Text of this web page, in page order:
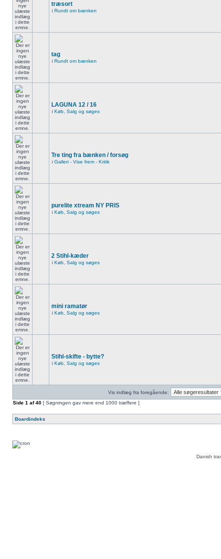
træsort
i Rundt om bænken
tag
i Rundt om bænken
LAGUNA 12 / 16
i Køb, Salg og søges
Tre ting fra bænken / forsøg
i Galleri - Vise frem - Kritik
purelite xtream NY PRIS
i Køb, Salg og søges
2 Stihl-kæder
i Køb, Salg og søges
mini ramatør
i Køb, Salg og søges
Stihl-skifte - bytte?
i Køb, Salg og søges
Vis indlæg fra foregående:
Side 1 af40 [ Søgningen gav mere end 1000 træffere ]
Boardindeks
Danish